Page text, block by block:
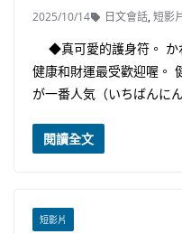
2025/10/14 日文會話,短影
◆真可愛的護身符。 か
健康和財運最受歡迎喔。
が一番人気（いちばんに
閱讀全文
短影片